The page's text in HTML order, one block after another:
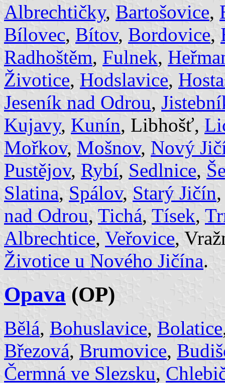
Albrechtičky, Bartošovice,
Bílovec, Bítov, Bordovice,
Radhoštěm, Fulnek,
Životice, Hodslavice,
Jeseník nad Odrou,
Kujavy, Kunín, Libhošť,
Mořkov, Mošnov, Nový
Pustějov, Rybí, Sedlnice,
Slatina, Spálov, Starý Jičín
nad Odrou, Tichá, Tísek,
Albrechtice, Veřovice,
Životice u Nového Jičína.
Opava (OP)
Bělá, Bohuslavice, Bolatice
Březová, Brumovice,
Čermná ve Slezsku,